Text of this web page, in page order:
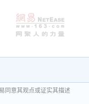
同意其观点或证实其描述